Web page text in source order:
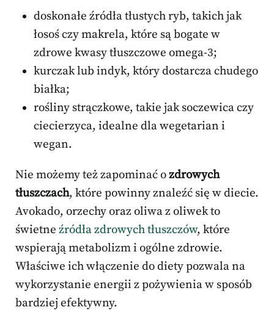
doskonałe źródła tłustych ryb, takich jak
łosoś czy makrela, które są bogate w
zdrowe kwasy tłuszczowe omega-3;
kurczak lub indyk, który dostarcza chudego
białka;
rośliny strączkowe, takie jak soczewica czy
ciecierzyca, idealne dla wegetarian i
wegan.
Nie możemy też zapominać ozdrowych
tłuszczach, które powinny znaleźć się w diecie.
Avokado, orzechy oraz oliwa z oliwek to
świetne źródła zdrowych tłuszczów, które
wspierają metabolizm i ogólne zdrowie.
Właściwe ich włączenie do diety pozwala na
wykorzystanie energii z pożywienia w sposób
bardziej efektywny.